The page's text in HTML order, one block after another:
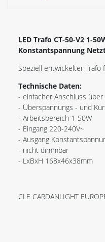
LED Trafo CT-50-V2 1-
Konstantspannung
Speziell entwickelter Trafo
Technische Daten:
- einfacher Anschluss
- Überspannungs - und
- Arbeitsbereich 1-50W
- Eingang 220-240V~
- Ausgang
- nicht dimmbar
- LxBxH 168x46x38mm
CLE CARDANLIGHT